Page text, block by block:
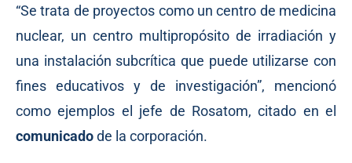
“Se trata de proyectos como un centro de medicina
nuclear, un centro multipropósito de irradiación y
una instalación subcrítica que puede utilizarse con
fines educativos y de investigación”, mencionó
como ejemplos el jefe de Rosatom, citado en el
comunicadode la corporación.